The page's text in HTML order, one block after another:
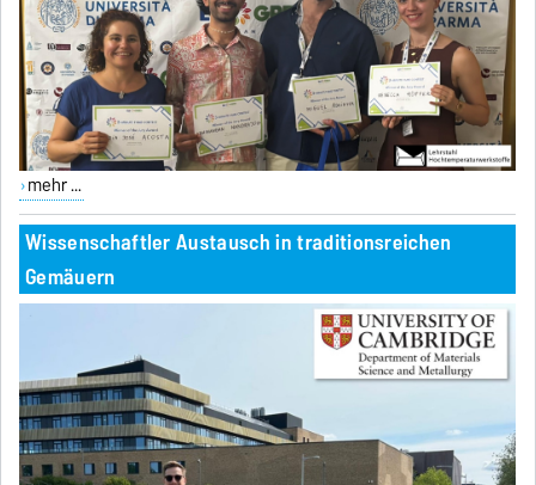
mehr ...
Wissenschaftler Austausch in traditionsreichen
Gemäuern